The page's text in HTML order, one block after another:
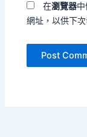
在瀏覽器
網址，以供下